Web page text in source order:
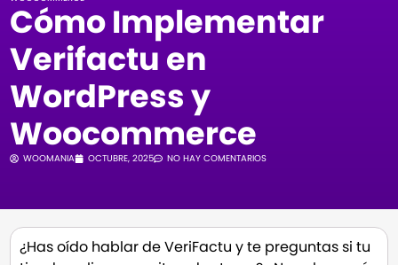
Cómo Implementar
Verifactu en
WordPress y
Woocommerce
WOOMANIA OCTUBRE, 2025 NO HAY COMENTARIOS
¿Has oído hablar de VeriFactu y te preguntas si tu